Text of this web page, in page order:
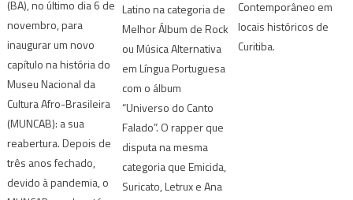
(BA), no último dia 6 de
novembro, para
inaugurar um novo
capítulo na história do
Museu Nacional da
Cultura Afro-Brasileira
(MUNCAB): a sua
reabertura. Depois de
três anos fechado,
devido à pandemia, o
Latino na categoria de
Melhor Álbum de Rock
ou Música Alternativa
em Língua Portuguesa
com o álbum
“Universo do Canto
Falado”. O rapper que
disputa na mesma
categoria que Emicida,
Suricato, Letrux e Ana
Contemporâneo em
locais históricos de
Curitiba.